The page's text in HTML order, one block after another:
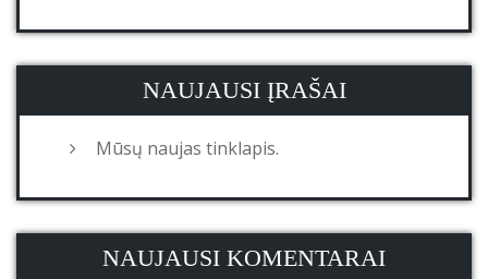
NAUJAUSI ĮRAŠAI
Mūsų naujas tinklapis.
NAUJAUSI KOMENTARAI